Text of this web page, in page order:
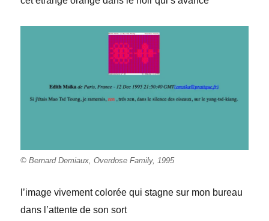
© Bernard Demiaux, Overdose Family, 1995
l’image vivement colorée qui stagne sur mon bureau
dans l’attente de son sort